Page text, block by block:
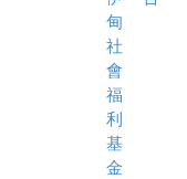
甸
社
會
福
利
基
金